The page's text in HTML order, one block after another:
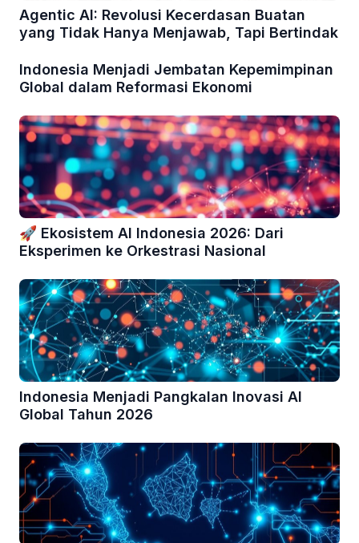
Agentic AI: Revolusi Kecerdasan Buatan
yang Tidak Hanya Menjawab, Tapi Bertindak
Indonesia Menjadi Jembatan Kepemimpinan
Global dalam Reformasi Ekonomi
🚀 Ekosistem AI Indonesia 2026: Dari
Eksperimen ke Orkestrasi Nasional
Indonesia Menjadi Pangkalan Inovasi AI
Global Tahun 2026